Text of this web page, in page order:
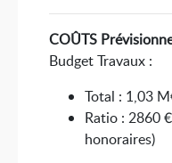
COÛTS
Budget Travaux :
Total : 1,03
Ratio : 2860
honoraires)